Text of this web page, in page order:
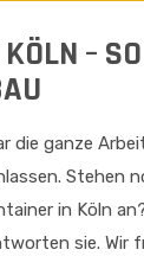
–
die ganze
Stehen
in Köln
sie. Wir